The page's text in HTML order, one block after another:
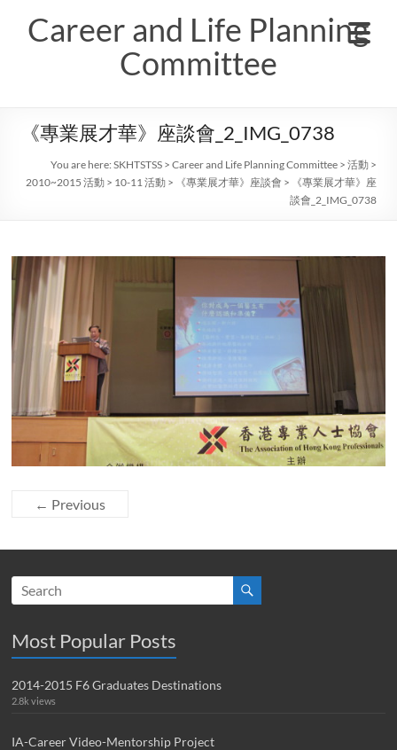
contentCareer and Life Planning
Committee
《專業展才華》座談會_2_IMG_0738
You are here:SKHTSTSS >Career and Life Planning Committee >活動 >
2010~2015 活動 > 10-11 活動 > 《專業展才華》座談會 >
《專業展才華》座
談會_2_IMG_0738
← Previous
Most Popular Posts
2014-2015 F6 Graduates Destinations
2.8k views
IA-Career Video-Mentorship Project